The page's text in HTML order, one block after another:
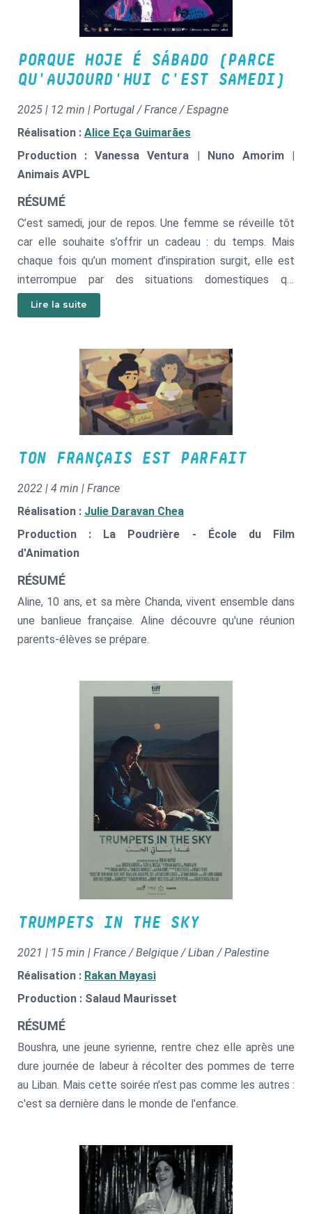
PORQUE HOJE É SÁBADO (PARCE
QU'AUJOURD'HUI C'EST SAMEDI)
2025 | 12 min | Portugal / France / Espagne
Réalisation : Alice Eça Guimarães
Production : Vanessa Ventura | Nuno Amorim |
Animais AVPL
RÉSUMÉ
C’est samedi, jour de repos. Une femme se réveille tôt
car elle souhaite s’offrir un cadeau : du temps. Mais
chaque fois qu’un moment d’inspiration surgit, elle est
interrompue par des situations domestiques qui
réclament son attention : les enfants, le nettoyage, les
repas... La charge mentale de toutes ces tâches devient
Lire la suite
TON FRANÇAIS EST PARFAIT
2022 | 4 min | France
Réalisation : Julie Daravan Chea
Production : La Poudrière - École du Film
d'Animation
RÉSUMÉ
Aline, 10 ans, et sa mère Chanda, vivent ensemble dans
une banlieue française. Aline découvre qu'une réunion
parents-élèves se prépare.
TRUMPETS IN THE SKY
2021 | 15 min | France / Belgique / Liban / Palestine
Réalisation : Rakan Mayasi
Production : Salaud Maurisset
RÉSUMÉ
Boushra, une jeune syrienne, rentre chez elle après une
dure journée de labeur à récolter des pommes de terre
au Liban. Mais cette soirée n'est pas comme les autres :
c'est sa dernière dans le monde de l'enfance.